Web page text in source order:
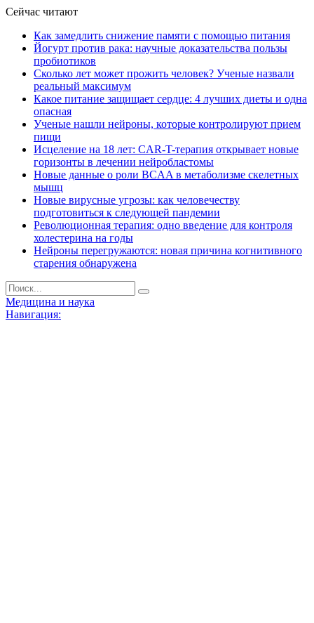
Сейчас читают
Как замедлить снижение памяти с помощью питания
Йогурт против рака: научные доказательства пользы
пробиотиков
Сколько лет может прожить человек? Ученые назвали
реальный максимум
Какое питание защищает сердце: 4 лучших диеты и одна
опасная
Ученые нашли нейроны, которые контролируют прием
пищи
Исцеление на 18 лет: CAR-T-терапия открывает новые
горизонты в лечении нейробластомы
Новые данные о роли BCAA в метаболизме скелетных
мышц
Новые вирусные угрозы: как человечеству
подготовиться к следующей пандемии
Революционная терапия: одно введение для контроля
холестерина на годы
Нейроны перегружаются: новая причина когнитивного
старения обнаружена
Медицина и наука
Навигация: